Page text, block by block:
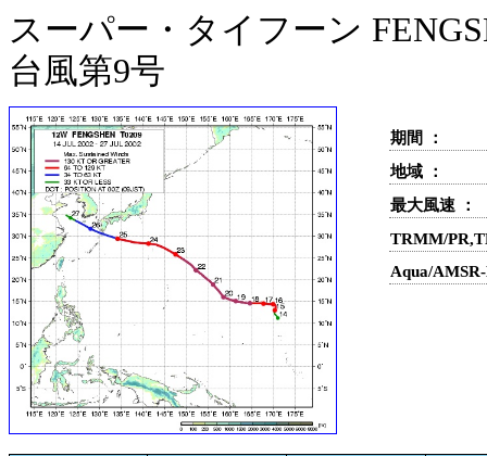
スーパー・タイフーン
台風第9号
期間 ：
地域 ：
最大風速 ：
TRMM/
Aqua/